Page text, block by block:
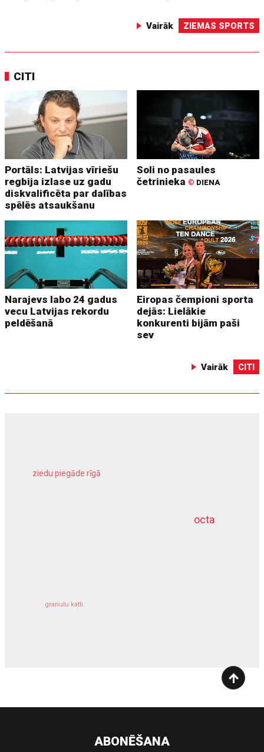
Vairāk ZIEMAS SPORTS
CITI
Portāls: Latvijas vīriešu
regbija izlase uz gadu
diskvalificēta par dalības
spēlēs atsaukšanu
Soli no pasaules
četrinieka © DIENA
Narajevs labo 24 gadus
vecu Latvijas rekordu
peldēšanā
Eiropas čempioni sporta
dejās: Lielākie
konkurenti bijām paši
sev
Vairāk CITI
octa
ziedu piegāde rīgā
granulu katli
dziļurbums
ABONĒŠANA